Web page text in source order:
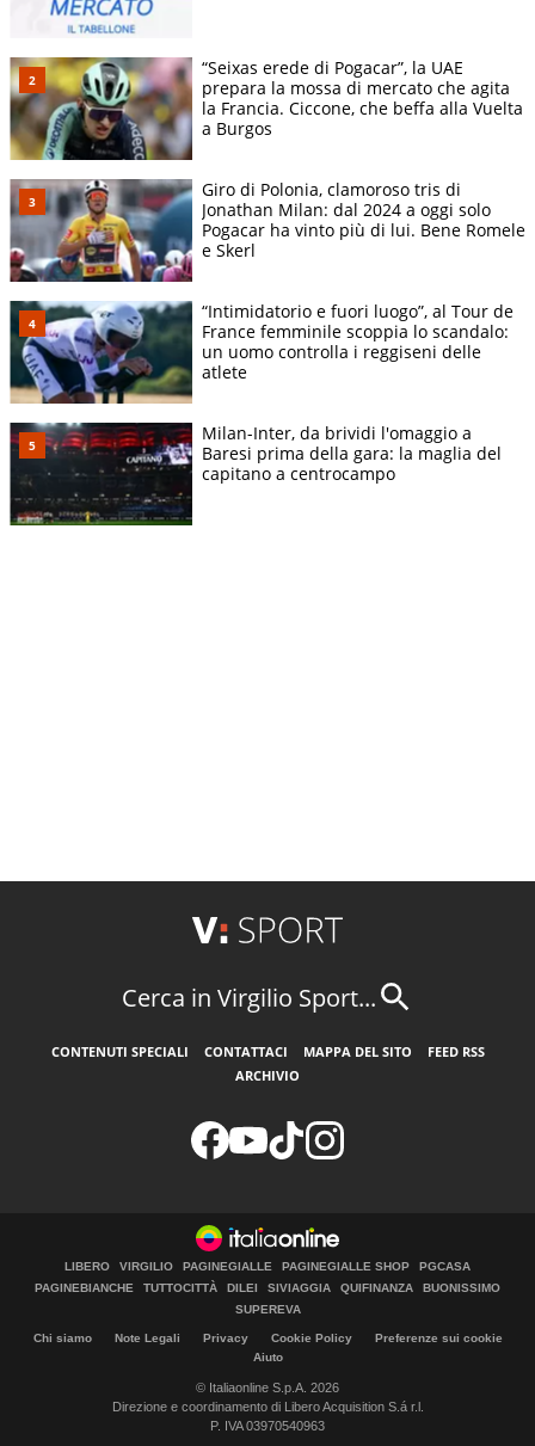
“Seixas erede di Pogacar”, la UAE
prepara la mossa di mercato che agita
la Francia. Ciccone, che beffa alla Vuelta
a Burgos
Giro di Polonia, clamoroso tris di
Jonathan Milan: dal 2024 a oggi solo
Pogacar ha vinto più di lui. Bene Romele
e Skerl
“Intimidatorio e fuori luogo”, al Tour de
France femminile scoppia lo scandalo:
un uomo controlla i reggiseni delle
atlete
Milan-Inter, da brividi l'omaggio a
Baresi prima della gara: la maglia del
capitano a centrocampo
Cerca in Virgilio Sport...
CONTENUTI SPECIALI CONTATTACI MAPPA DEL SITO
FEED RSS
ARCHIVIO
LIBERO VIRGILIO PAGINEGIALLE PAGINEGIALLE SHOP
PGCASA
PAGINEBIANCHE
TUTTOCITTÀ DILEI SIVIAGGIA QUIFINANZA
BUONISSIMO
SUPEREVA
Chi siamo Note Legali Privacy Cookie Policy
Preferenze sui cookie
Aiuto
© Italiaonline S.p.A. 2026
Direzione e coordinamento di Libero Acquisition S.á r.l.
P. IVA 03970540963